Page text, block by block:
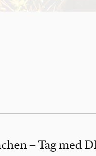
– Tag med